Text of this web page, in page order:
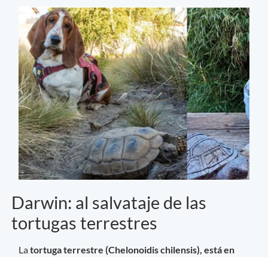
Darwin: al salvataje de las
tortugas terrestres
Latortuga terrestre (Chelonoidis chilensis), está en